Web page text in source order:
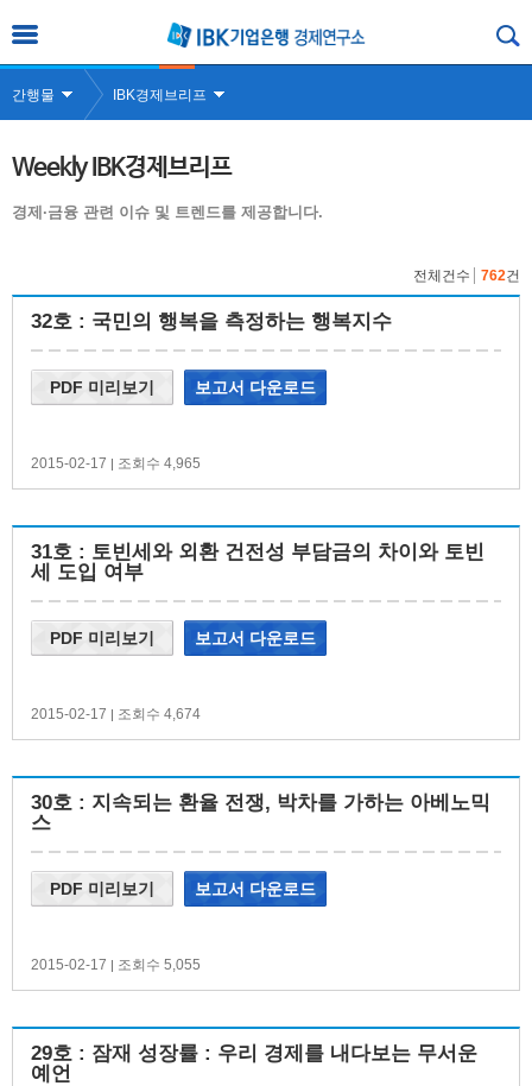
간행물 IBK경제브리프
Weekly IBK경제브리프
경제·금융 관련 이슈 및 트렌드를 제공합니다.
전체건수 762건
32호 : 국민의 행복을 측정하는 행복지수
2015-02-17 | 조회수 4,965
PDF 미리보기 보고서 다운로드
31호 : 토빈세와 외환 건전성 부담금의 차이와 토빈
세 도입 여부
2015-02-17 | 조회수 4,674
PDF 미리보기 보고서 다운로드
30호 : 지속되는 환율 전쟁, 박차를 가하는 아베노믹
스
2015-02-17 | 조회수 5,055
PDF 미리보기 보고서 다운로드
29호 : 잠재 성장률 : 우리 경제를 내다보는 무서운
예언